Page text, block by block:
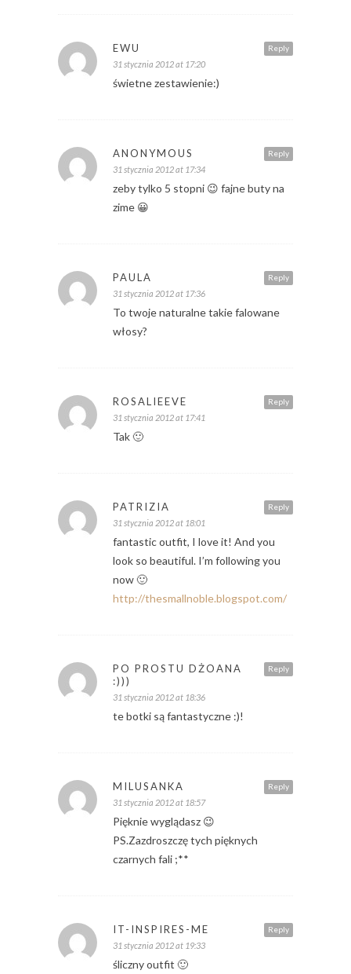
Reply
EWU
31 stycznia 2012 at 17:20
świetne zestawienie:)
Reply
ANONYMOUS
31 stycznia 2012 at 17:34
zeby tylko 5 stopni 😉 fajne buty na
zime 😀
Reply
PAULA
31 stycznia 2012 at 17:36
To twoje naturalne takie falowane
włosy?
Reply
ROSALIEEVE
31 stycznia 2012 at 17:41
Tak 🙂
Reply
PATRIZIA
31 stycznia 2012 at 18:01
fantastic outfit, I love it! And you
look so beautiful. I’m following you
now 🙂
http://thesmallnoble.blogspot.com/
Reply
PO PROSTU DŻOANA
:)))
31 stycznia 2012 at 18:36
te botki są fantastyczne :)!
Reply
MILUSANKA
31 stycznia 2012 at 18:57
Pięknie wyglądasz 😉
PS.Zazdroszczę tych pięknych
czarnych fali ;**
Reply
IT-INSPIRES-ME
31 stycznia 2012 at 19:33
śliczny outfit 🙂